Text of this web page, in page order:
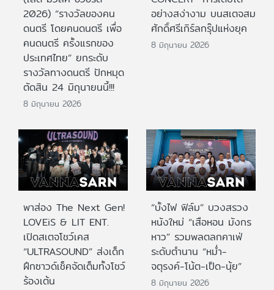
2026) “รางวัลของคน
ดนตรี โดยคนดนตรี เพื่อ
คนดนตรี ครั้งแรกของ
ประเทศไทย” ยกระดับ
รางวัลทางดนตรี ปักหมุด
ตัดสิน 24 มิถุนายนนี้!!!
8 มิถุนายน 2026
อย่างสง่างาม บนสเตจสม
ศักดิ์ศรีเกิร์ลกรุ๊ปแห่งยุค
8 มิถุนายน 2026
พาส่อง The Next Gen!
LOVEiS & LIT ENT.
เปิดสเตจโชว์เคส
“ULTRASOUND” ส่งเด็ก
ฝึกซาวด์เช็คจัดเต็มทั้งโชว์
ร้องเต้น
“บั้งไฟ ฟิล์ม” บวงสรวง
หนังใหม่ “เสือหอน มังกร
หาว” รวมพลตลกคาเฟ่
ระดับตำนาน “หม่ำ-
จตุรงค์-โน้ต-เป็ด-นุ้ย”
8 มิถุนายน 2026